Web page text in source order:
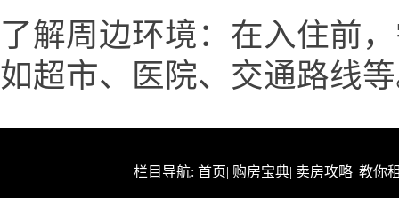
了解周边环境：在入住前
如超市、医院、交通路线
栏目导航: 首页| 购房宝典| 卖房攻略| 教你